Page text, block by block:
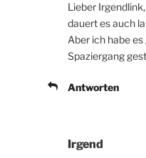
Lieber
dauert es auch
Aber ich habe
Spaziergang
Antworten
Irgend